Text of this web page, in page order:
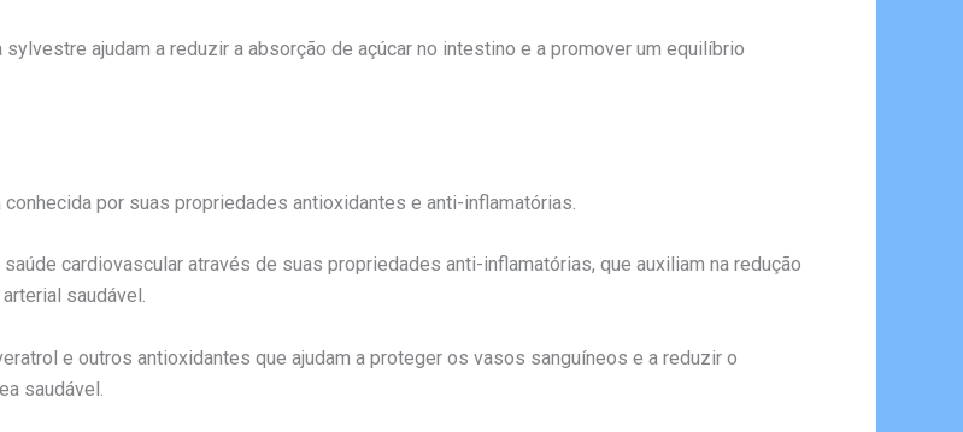
ajudam a reduzir a absorção de açúcar no intestino e a promover um equilíbrio
por suas propriedades antioxidantes e anti-inflamatórias.
cardiovascular através de suas propriedades anti-inflamatórias, que auxiliam na redução
saudável.
e outros antioxidantes que ajudam a proteger os vasos sanguíneos e a reduzir o
saudável.